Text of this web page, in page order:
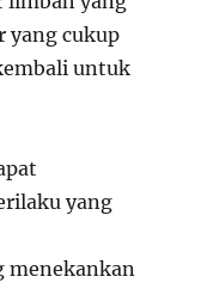
yang cukup
untuk
yang
menekankan